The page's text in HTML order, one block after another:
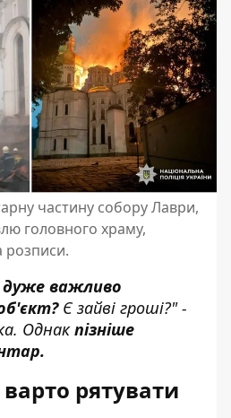
частину собору Лаври,
головного храму,
розписи.
дуже важливо
Є зайві гроші?" -
Однакпізніше
рятувати